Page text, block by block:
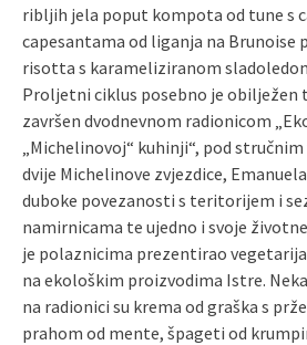
ribljih jela poput kompota od tune s
capesantama od liganja na Brunoise
risotta s karameliziranom
Proljetni ciklus posebno je obilježen
završen dvodnevnom radionicom
„Michelinovoj“ kuhinji“, pod
dvije Michelinove zvjezdice,
duboke povezanosti s teritorijem i
namirnicama te ujedno i svoje
je polaznicima prezentirao
na ekološkim proizvodima Istre.
na radionici su krema od graška s
prahom od mente, špageti od